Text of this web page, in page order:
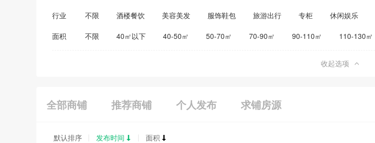
行业 不限 酒楼餐饮 美容美发 服饰鞋包 旅游出行 专柜 休闲娱乐
医药保健
家居建材
面积 不限 40㎡以下 40-50㎡ 50-70㎡ 70-90㎡ 90-110㎡ 110-130㎡
收起选项
全部商铺 推荐商铺 个人发布 求铺房源
默认排序 发布时间 面积